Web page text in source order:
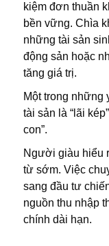
kiệm đơn thuần
bền vững. Chìa
những tài sản
động sản hoặc
tăng giá trị.
Một trong những
tài sản là “lãi
con”.
Người giàu hiểu
từ sớm. Việc
sang đầu tư
nguồn thu nhập
chính dài hạn.